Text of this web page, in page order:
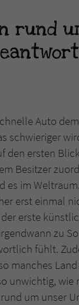
rund
Auto
schwieriger
den ersten
Besitzer
es im
erst einmal
erste
zu
fühlt.
manches
unwichtig, wie
um unser
Couch Medien
Couch Medien
Cookie
mit dem
des